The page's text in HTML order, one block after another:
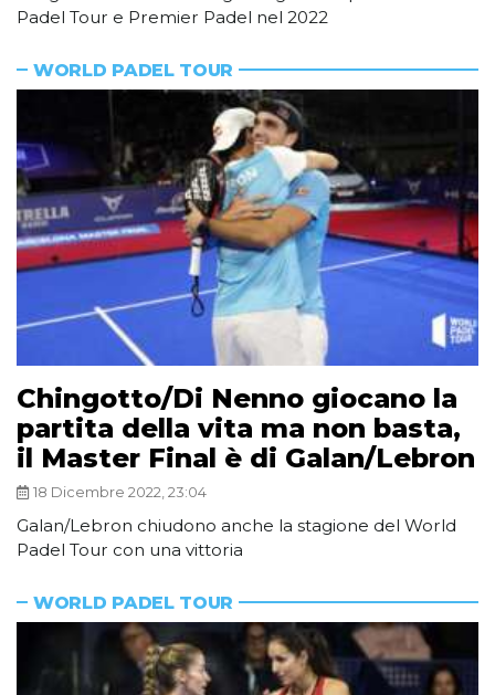
Padel Tour e Premier Padel nel 2022
WORLD PADEL TOUR
Chingotto/Di Nenno giocano la
partita della vita ma non basta,
il Master Final è di Galan/Lebron
18 Dicembre 2022, 23:04
Galan/Lebron chiudono anche la stagione del World
Padel Tour con una vittoria
WORLD PADEL TOUR